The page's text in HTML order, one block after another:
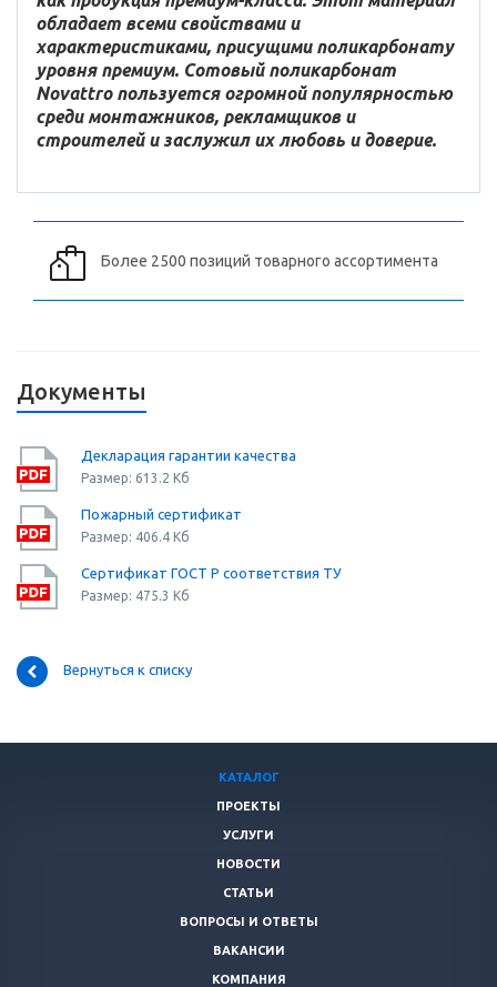
обладает всеми свойствами и
характеристиками, присущими поликарбонату
уровня премиум. Сотовый поликарбонат
Novattro пользуется огромной популярностью
среди монтажников, рекламщиков и
строителей и заслужил их любовь и доверие.
Более 2500 позиций товарного ассортимента
Документы
Декларация гарантии качества
Размер: 613.2 Кб
Пожарный сертификат
Размер: 406.4 Кб
Сертификат ГОСТ Р соответствия ТУ
Размер: 475.3 Кб
Вернуться к списку
КАТАЛОГ
ПРОЕКТЫ
УСЛУГИ
НОВОСТИ
СТАТЬИ
ВОПРОСЫ И ОТВЕТЫ
ВАКАНСИИ
КОМПАНИЯ